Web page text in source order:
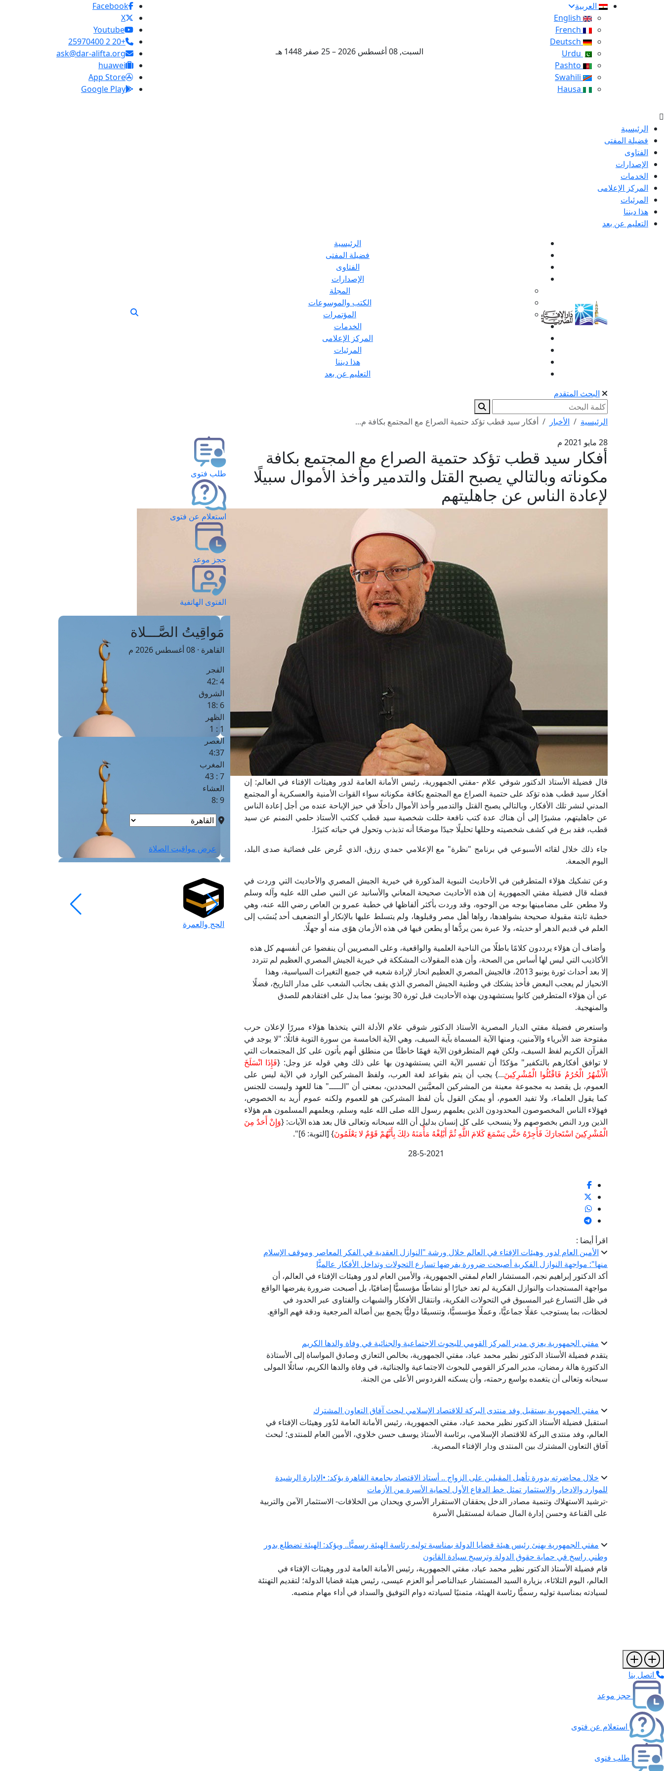
العربية
السبت, 08 أغسطس 2026 – 25 صفر 1448 هـ
Facebook
X
Youtube
+20 2 25970400
ask@dar-alifta.org
huawei
App Store
Google Play
الرئيسية
فضيلة المفتى
الفتاوى
الإصدارات
الخدمات
المركز الإعلامى
المرئيات
هذا ديننا
التعليم عن بعد
الرئيسية
فضيلة المفتى
الفتاوى
الإصدارات
المجلة
الكتب والموسوعات
المؤتمرات
الخدمات
المركز الإعلامى
المرئيات
هذا ديننا
التعليم عن بعد
البحث المتقدم
الرئيسية الأخبار
أفكار سيد قطب تؤكد حتمية الصراع مع المجتمع بكافة م...
28 مايو 2021 م
أفكار سيد قطب تؤكد حتمية الصراع مع المجتمع بكافة
مكوناته وبالتالي يصبح القتل والتدمير وأخذ الأموال سبيلًا
لإعادة الناس عن جاهليتهم
قال فضيلة الأستاذ الدكتور شوقي علام -مفتي الجمهورية، رئيس الأمانة العامة لدور وهيئات الإفتاء في العالم: إن
أفكار سيد قطب هذه تؤكد على حتمية الصراع مع المجتمع بكافة مكوناته سواء القوات الأمنية والعسكرية أو المجتمع
المدني لنشر تلك الأفكار، وبالتالي يصبح القتل والتدمير وأخذ الأموال داخلًا في حيز الإباحة عنده من أجل إعادة الناس
عن جاهليتهم، مشيرًا إلى أن هناك عدة كتب نافعة حللت شخصية سيد قطب ككتب الأستاذ حلمي النمنم عن سيد
قطب، فقد برع في كشف شخصيته وحللها تحليلًا جيدًا موضحًا أنه تذبذب وتحول في حياته كثيرًا.
جاء ذلك خلال لقائه الأسبوعي في برنامج "نظرة" مع الإعلامي حمدي رزق، الذي عُرض على فضائية صدى البلد،
اليوم الجمعة.
وعن تشكيك هؤلاء المتطرفين في الأحاديث النبوية المذكورة في خيرية الجيش المصري والأحاديث التي وردت في
فضله قال فضيلة مفتي الجمهورية إن هذه الأحاديث صحيحة المعاني والأسانيد عن النبي صلى الله عليه وآله وسلم
ولا مطعن على مضامينها بوجه من الوجوه، وقد وردت بأكثر ألفاظها في خطبة عمرو بن العاص رضي الله عنه، وهي
خطبة ثابتة مقبولة صحيحة بشواهدها، رواها أهل مصر وقبلوها، ولم يتسلط عليها بالإنكار أو التضعيف أحد يُنسَب إلى
العلم في قديم الدهر أو حديثه، ولا عبرة بمن يردُّها أو يطعن فيها في هذه الأزمان هوًى منه أو جهلًا.
وأضاف أن هؤلاء يرددون كلامًا باطلًا من الناحية العلمية والواقعية، وعلى المصريين أن ينفضوا عن أنفسهم كل هذه
الأكاذيب التي ليس لها أساس من الصحة، وأن هذه المقولات المشككة في خيرية الجيش المصري العظيم لم تتردد
إلا بعد أحداث ثورة يونيو 2013، فالجيش المصري العظيم انحاز لإرادة شعبه في جميع التغيرات السياسية، وهذا
الانحياز لم يعجب البعض فأخذ يشكك في وطنية الجيش المصري الذي يقف بجانب الشعب على مدار التاريخ، فضلًا
عن أن هؤلاء المتطرفين كانوا يستشهدون بهذه الأحاديث قبل ثورة 30 يونيو؛ مما يدل على افتقادهم للصدق
والمنهجية.
واستعرض فضيلة مفتي الديار المصرية الأستاذ الدكتور شوقي علام الأدلة التي يتخذها هؤلاء مبررًا لإعلان حرب
مفتوحة ضد الأبرياء والآمنين، ومنها الآية المسماة بآية السيف، وهي الآية الخامسة من سورة التوبة قائلًا: "لا يوجد في
القرآن الكريم لفظ السيف، ولكن فهم المتطرفون الآية فهمًا خاطئًا من منطلق أنهم يأتون على كل المجتمعات التي
لا توافق أفكارهم بالتكفير" مؤكدًا أن تفسير الآية التي يستشهدون بها على ذلك وهي قوله عز وجل: {فَإِذَا انْسَلَخَ
الْأَشْهُرُ الْحُرُمُ فَاقْتُلُوا الْمُشْرِكِينَ...} يجب أن يتم بقواعد لغة العرب، ولفظ المشركين الوارد في الآية ليس على
العموم، بل يقصد به مجموعة معينة من المشركين المعيَّنين المحددين، بمعنى أن "الـــــ" هنا للعهد وليست للجنس
كما يقول العلماء، ولا تفيد العموم، أو يمكن القول بأن لفظ المشركين هو للعموم ولكنه عموم أُريد به الخصوص،
فهؤلاء الناس المخصوصون المحدودون الذين يعلمهم رسول الله صلى الله عليه وسلم، ويعلمهم المسلمون هم هؤلاء
الذين ورد النص بخصوصهم ولا ينسحب على كل إنسان بدليل أن الله سبحانه وتعالى قال بعد هذه الآيات: {وَإِنْ أَحَدٌ مِنَ
الْمُشْرِكِينَ اسْتَجارَكَ فَأَجِرْهُ حَتَّى يَسْمَعَ كَلامَ اللَّهِ ثُمَّ أَبْلِغْهُ مَأْمَنَهُ ذلِكَ بِأَنَّهُمْ قَوْمٌ لا يَعْلَمُونَ} [التوبة: 6]".
28-5-2021
اقرأ أيضا :
الأمين العام لدور وهيئات الإفتاء في العالم خلال ورشة "النوازل العقدية في الفكر المعاصر وموقف الإسلام
منها": مواجهة النوازل الفكرية أصبحت ضرورة يفرضها تسارع التحولات وتداخل الأفكار عالميًّا
أكد الدكتور إبراهيم نجم، المستشار العام لمفتي الجمهورية، والأمين العام لدور وهيئات الإفتاء في العالم، أن
مواجهة المستجدات والنوازل الفكرية لم تعد خيارًا أو نشاطًا مؤسسيًّا إضافيًا، بل أصبحت ضرورة يفرضها الواقع
في ظل التسارع غير المسبوق في التحولات الفكرية، وانتقال الأفكار والشبهات والفتاوى عبر الحدود في
لحظات، بما يستوجب عقلًا جماعيًّا، وعملًا مؤسسيًّا، وتنسيقًا دوليًّا يجمع بين أصالة المرجعية ودقة فهم الواقع.
مفتي الجمهورية يعزي مدير المركز القومي للبحوث الاجتماعية والجنائية في وفاة والدها الكريم
يتقدم فضيلة الأستاذ الدكتور نظير محمد عياد، مفتي الجمهورية، بخالص التعازي وصادق المواساة إلى الأستاذة
الدكتورة هالة رمضان، مدير المركز القومي للبحوث الاجتماعية والجنائية، في وفاة والدها الكريم، سائلًا المولى
سبحانه وتعالى أن يتغمده بواسع رحمته، وأن يسكنه الفردوس الأعلى من الجنة.
مفتي الجمهورية يستقبل وفد منتدى البركة للاقتصاد الإسلامي لبحث آفاق التعاون المشترك
استقبل فضيلة الأستاذ الدكتور نظير محمد عياد، مفتي الجمهورية، رئيس الأمانة العامة لدُور وهيئات الإفتاء في
العالم، وفد منتدى البركة للاقتصاد الإسلامي، برئاسة الأستاذ يوسف حسن خلاوي، الأمين العام للمنتدى؛ لبحث
آفاق التعاون المشترك بين المنتدى ودار الإفتاء المصرية.
خلال محاضرته بدورة تأهيل المقبلين على الزواج .. أستاذ الاقتصاد بجامعة القاهرة يؤكد: •الإدارة الرشيدة
للموارد والادخار والاستثمار تمثل خط الدفاع الأول لحماية الأسرة من الأزمات
-ترشيد الاستهلاك وتنمية مصادر الدخل يحققان الاستقرار الأسري ويحدان من الخلافات- الاستثمار الآمن والتربية
على القناعة وحسن إدارة المال ضمانة لمستقبل الأسرة
مفتي الجمهورية يهنئ رئيس هيئة قضايا الدولة بمناسبة توليه رئاسة الهيئة رسميًّا.. ويؤكد: الهيئة تضطلع بدور
وطني راسخ في حماية حقوق الدولة وترسيخ سيادة القانون
قام فضيلة الأستاذ الدكتور نظير محمد عياد، مفتي الجمهورية، رئيس الأمانة العامة لدور وهيئات الإفتاء في
العالم، اليوم الثلاثاء، بزيارة السيد المستشار عبدالناصر أبو العزم عيسى، رئيس هيئة قضايا الدولة؛ لتقديم التهنئة
لسيادته بمناسبة توليه رسميًّا رئاسة الهيئة، متمنيًا لسيادته دوام التوفيق والسداد في أداء مهام منصبه.
طلب فتوى
استعلام عن فتوى
حجز موعد
الفتوى الهاتفية
مَواقِيتُ الصَّـــلاة
القاهرة · 08 أغسطس 2026 م
الفجر
4 :42
الشروق
6 :18
الظهر
1 : 1
العصر
4:37
المغرب
7 : 43
العشاء
9 :8
عرض مواقيت الصلاة
الحج والعمرة
اتصل بنا
حجز موعد
استعلام عن فتوى
طلب فتوى